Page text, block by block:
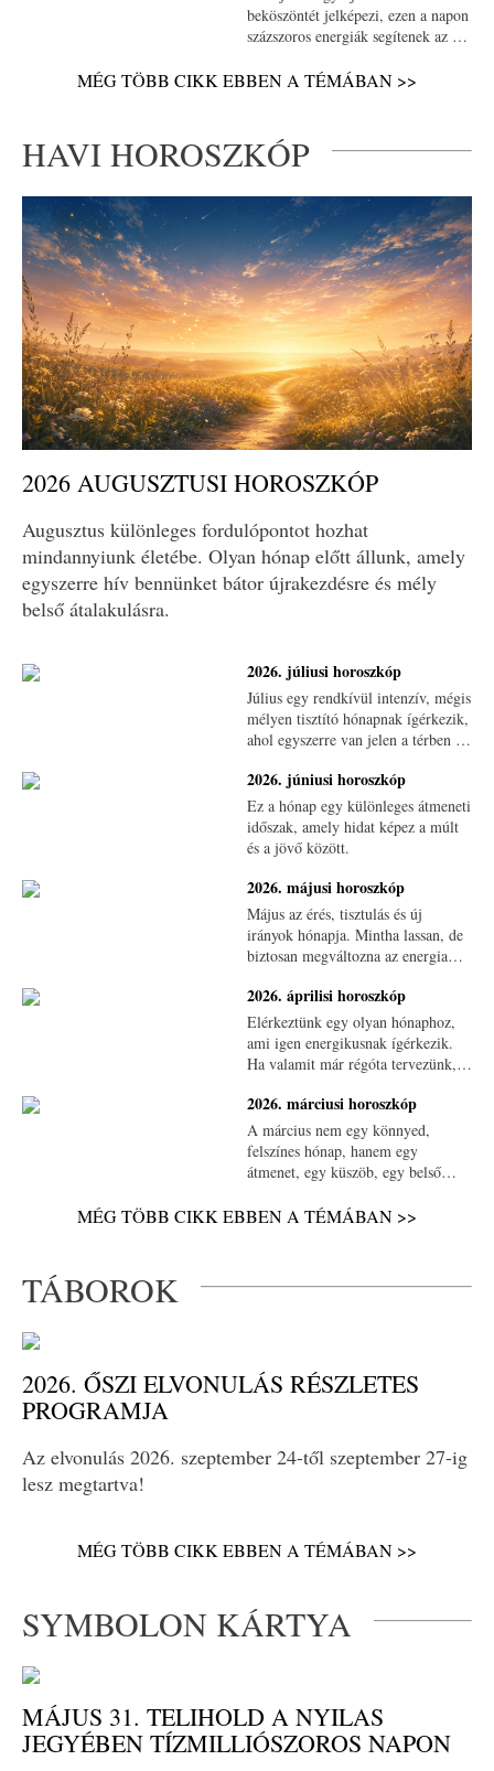
beköszöntét jelképezi, ezen a napon
százszoros energiák segítenek az új
alkalmunk arra, hogy új
MÉG TÖBB CIKK EBBEN A TÉMÁBAN >>
HAVI HOROSZKÓP
2026 AUGUSZTUSI HOROSZKÓP
Augusztus különleges fordulópontot hozhat
mindannyiunk életébe. Olyan hónap előtt állunk, amely
egyszerre hív bennünket bátor újrakezdésre és mély
belső átalakulásra.
2026. júliusi horoszkóp
Július egy rendkívül intenzív, mégis
mélyen tisztító hónapnak ígérkezik,
ahol egyszerre van jelen a térben a
sorsfordító felismerések.
2026. júniusi horoszkóp
Ez a hónap egy különleges átmeneti
időszak, amely hidat képez a múlt
és a jövő között.
2026. májusi horoszkóp
Május az érés, tisztulás és új
irányok hónapja. Mintha lassan, de
biztosan megváltozna az energia
ébredezik, hanem teljes erejével
jelen van. Minden élénkebb,
érzékenyebb, és valahogy őszintébb
is: bennünk és körülöttünk
2026. áprilisi horoszkóp
Elérkeztünk egy olyan hónaphoz,
ami igen energikusnak ígérkezik.
Ha valamit már régóta tervezünk,
dolgot vagy vállalkozást szeretnénk
indítani, akkor az Univerzum most
kifejezetten támogat ebben
bennünket.
2026. márciusi horoszkóp
A március nem egy könnyed,
felszínes hónap, hanem egy
átmenet, egy küszöb, egy belső
MÉG TÖBB CIKK EBBEN A TÉMÁBAN >>
TÁBOROK
2026. ŐSZI ELVONULÁS RÉSZLETES
PROGRAMJA
Az elvonulás 2026. szeptember 24-től szeptember 27-ig
lesz megtartva!
MÉG TÖBB CIKK EBBEN A TÉMÁBAN >>
SYMBOLON KÁRTYA
MÁJUS 31. TELIHOLD A NYILAS
JEGYÉBEN TÍZMILLIÓSZOROS NAPON